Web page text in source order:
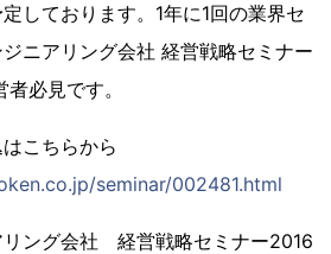
しております。1年に1回の業界セ
ニアリング会社 経営戦略セミナー
必見です。
こちらから
seminar/002481.html
ング会社 経営戦略セミナー2016